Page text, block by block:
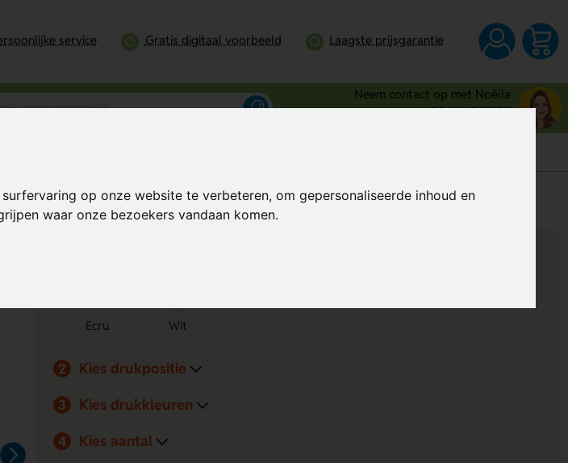
op onze website te verbeteren, om gepersonaliseerde inhoud en
waar onze bezoekers vandaan komen.
service Gratis digitaal voorbeeld Laagste prijsgarantie
Neem contact op met Noëlla
0344 - 745109
Bereken mijn prijs Al vanaf€ 0,51(Excl. BTW)
Ecru Wit
2 Kies drukpositie
3 Kies drukkleuren
4 Kies aantal